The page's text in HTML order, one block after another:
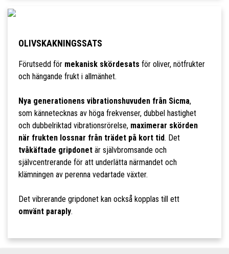
OLIVSKAKNINGSSATS
Förutsedd för mekanisk skördesats för oliver, nötfrukter
och hängande frukt i allmänhet.
Nya generationens vibrationshuvuden från Sicma,
som kännetecknas av höga frekvenser, dubbel hastighet
och dubbelriktad vibrationsrörelse, maximerar skörden
när frukten lossnar från trädet på kort tid. Det
tvåkäftade gripdonetär självbromsande och
självcentrerande för att underlätta närmandet och
klämningen av perenna vedartade växter.
Det vibrerande gripdonet kan också kopplas till ett
omvänt paraply.